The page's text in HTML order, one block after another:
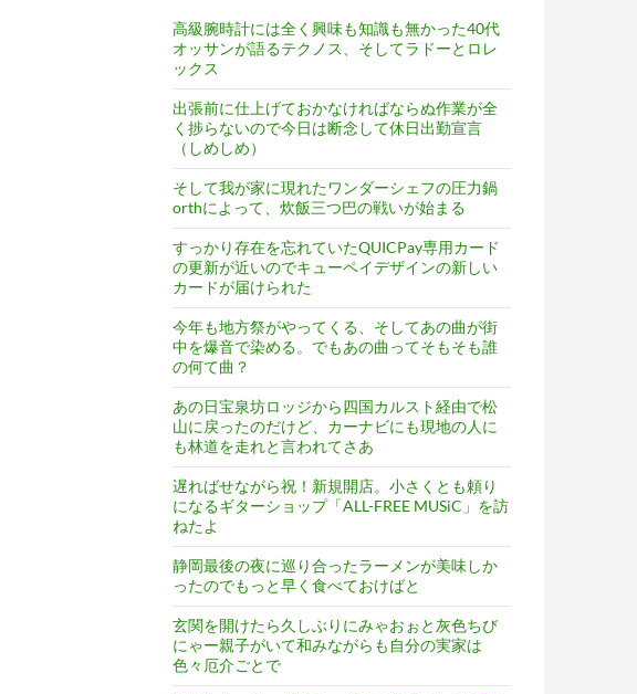
高級腕時計には全く興味も知識も無かった40代
オッサンが語るテクノス、そしてラドーとロレ
ックス
出張前に仕上げておかなければならぬ作業が全
く捗らないので今日は断念して休日出勤宣言
（しめしめ）
そして我が家に現れたワンダーシェフの圧力鍋
orthによって、炊飯三つ巴の戦いが始まる
すっかり存在を忘れていたQUICPay専用カード
の更新が近いのでキューペイデザインの新しい
カードが届けられた
今年も地方祭がやってくる、そしてあの曲が街
中を爆音で染める。でもあの曲ってそもそも誰
の何て曲？
あの日宝泉坊ロッジから四国カルスト経由で松
山に戻ったのだけど、カーナビにも現地の人に
も林道を走れと言われてさあ
遅ればせながら祝！新規開店。小さくとも頼り
になるギターショップ「ALL-FREE MUSiC」を訪
ねたよ
静岡最後の夜に巡り合ったラーメンが美味しか
ったのでもっと早く食べておけばと
玄関を開けたら久しぶりにみゃおぉと灰色ちび
にゃー親子がいて和みながらも自分の実家は
色々厄介ごとで